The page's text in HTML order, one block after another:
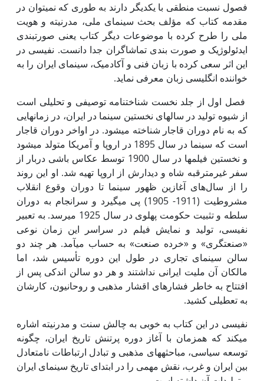
فصول نسبت منطقی با یکدیگر دارند به طوری که نمی­توان در
مقدمه کتاب که مؤلف بحث سینمای ملی، مدرنیته و هویت
ملی را طرح کرده با موضوعات دیگر کتاب یعنی صورت­بندی
ایدئولوژیک و صورت بندی تماشاگران جدا دانست. نفیسی در
این اثر سعی کرده با زبان فنی و آکادمیک، سینمای ایران را به
خواننده انگلیسی زبان معرفی نماید.
فصل اول از جلد نخست شناخت­نامه توصیفی و تحلیلی است
از شیوه تولید در سال­های نخستین سینما در ایران، در زمان­هایی
که به نام دوران قاجار شناخته می­شود. در اواخر دوران قاجار
است که سینما در سال 1895 در اروپا و آمریکا متولد می­شود
و نخستین فیلم­ها در سال 1900 توسط عکاس باشی دربار از
سفر غیرمترقبه شاه و دیدارش از اروپا تهیه شد. او این روند
را از سال‌های آغازین ظهور سینما تا دوران وقوع انقلاب
مشروطیت (1911- 1905) پی می­گیرد و سرانجام به دوران
سلطه و تثبیت حکومت پهلوی در سال 1925 می­رسد. به تعبیر
نفیسی، تولید و نمایش فیلم در سراسر این زمان نوعی
«صنعتگری» و «خرده صنعت» به حساب می­آمد. هر چند دو
سالن سینمای تجاری در طول این دوره تأسیس شد، اما
مالکان آن ملیت ایرانی نداشتند و هر دو سالن اندکی پس از
افتتاح به خاطر فشارهای اقشار مذهبی و روحانیون، کارشان
به تعطیلی کشید.
نفیسی در این کتاب به خوبی به چالش سنت و مدرنیته اشاره
می­کند که هم­زمان با آغاز دوره پرتنش تاریخ ایران، چگونه
توسعه سیاسی، مباحثه­های مذهبی و تبادل ارتباطات نامتعادل
بین ایران و غرب، نقش مهمی را در ابتدای تاریخ سینمای ایران